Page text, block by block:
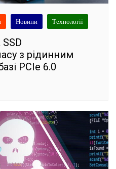
Новини Технології
з рідинним
PCIe 6.0